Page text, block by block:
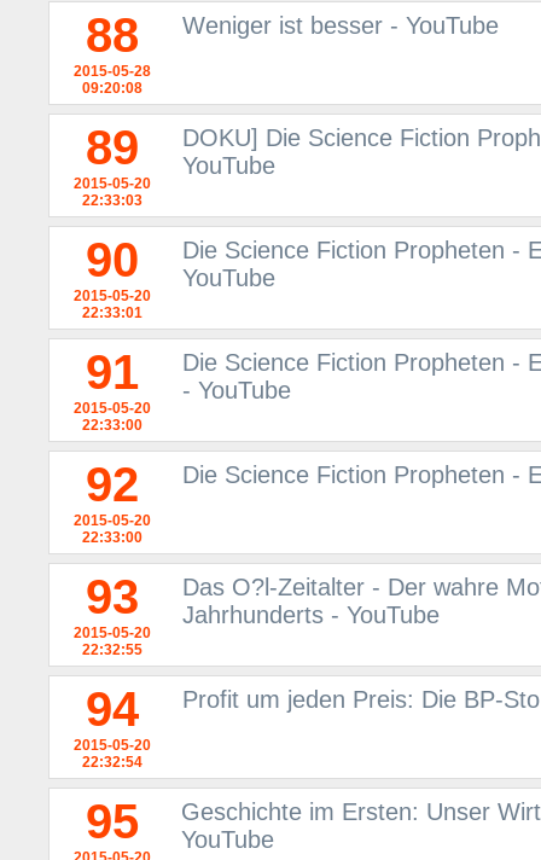
88
2015-05-28
09:20:08
Weniger ist besser - YouTube
89
2015-05-20
22:33:03
DOKU] Die Science Fiction
YouTube
90
2015-05-20
22:33:01
Die Science Fiction Propheten -
YouTube
91
2015-05-20
22:33:00
Die Science Fiction Propheten -
- YouTube
92
2015-05-20
22:33:00
Die Science Fiction Propheten -
93
2015-05-20
22:32:55
Das O?l-Zeitalter - Der wahre
Jahrhunderts - YouTube
94
2015-05-20
22:32:54
Profit um jeden Preis: Die BP-
95
Geschichte im Ersten: Unser
YouTube